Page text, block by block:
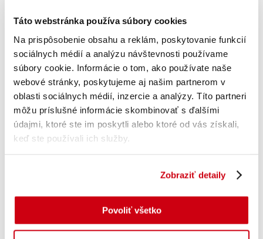
Táto webstránka používa súbory cookies
Na prispôsobenie obsahu a reklám, poskytovanie funkcií
sociálnych médií a analýzu návštevnosti používame
súbory cookie. Informácie o tom, ako používate naše
webové stránky, poskytujeme aj našim partnerom v
oblasti sociálnych médií, inzercie a analýzy. Títo partneri
môžu príslušné informácie skombinovať s ďalšími
údajmi, ktoré ste im poskytli alebo ktoré od vás získali,
keď ste používali ich služby.
Zobraziť detaily
Povoliť všetko
Pridať do košíka
Bio Paradajky sušené 15g
0.71€s DPH
Pridať do košíka
Bio Korenie nové mleté 20g
0.71€s DPH
Pridať do košíka